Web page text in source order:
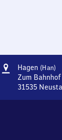
Adresse
Hagen (Han)
Zum Bahnhof
31535